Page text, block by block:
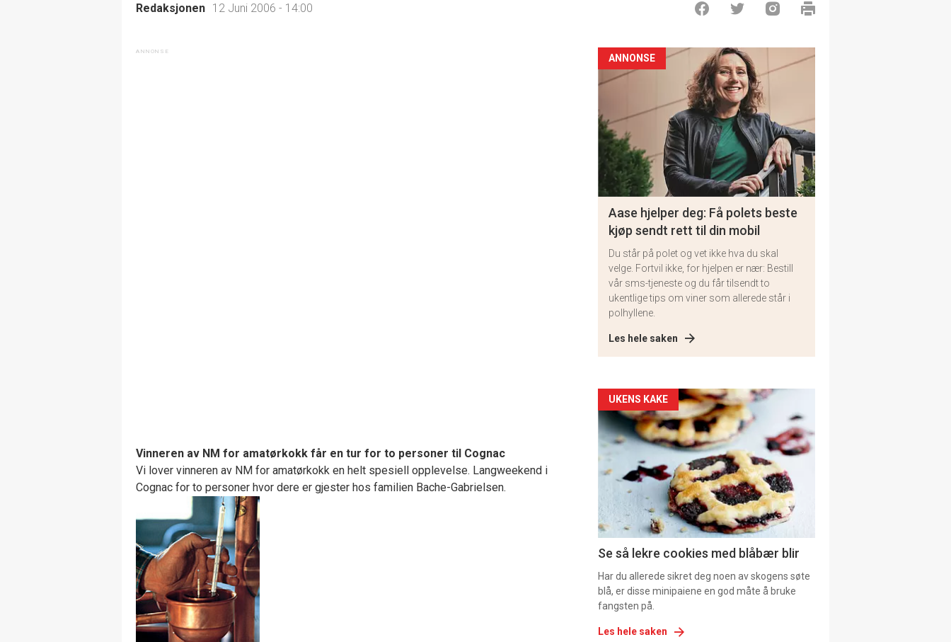
Redaksjonen 12 Juni 2006 - 14:00
Vinneren av NM for amatørkokk får en tur for to personer til Cognac
Vi lover vinneren av NM for amatørkokk en helt spesiell opplevelse. Langweekend i
Cognac for to personer hvor dere er gjester hos familien Bache-Gabrielsen.
ANNONSE
Aase hjelper deg: Få polets beste
kjøp sendt rett til din mobil
Du står på polet og vet ikke hva du skal
velge. Fortvil ikke, for hjelpen er nær: Bestill
vår sms-tjeneste og du får tilsendt to
ukentlige tips om viner som allerede står i
polhyllene.
Les hele saken
Artikler
detail
-
section
11
UKENS KAKE
Se så lekre cookies med blåbær blir
Har du allerede sikret deg noen av skogens søte
blå, er disse minipaiene en god måte å bruke
fangsten på.
Les hele saken